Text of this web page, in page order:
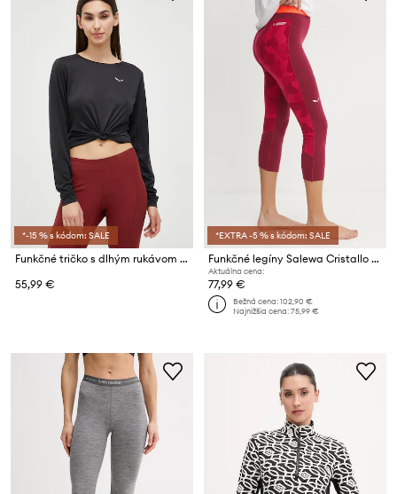
*-15 % s kódom: SALE
Funkčné tričko s dlhým rukávom Salewa Puez Melange Dry
55,99 €
*EXTRA -5 % s kódom: SALE
Funkčné legíny Salewa Cristallo Warm
Aktuálna cena:
77,99 €
Bežná cena:102,90 €
Najnižšia cena:75,99 €